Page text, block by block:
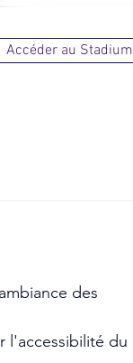
Accéder au Stadium
des
l'accessibilité du